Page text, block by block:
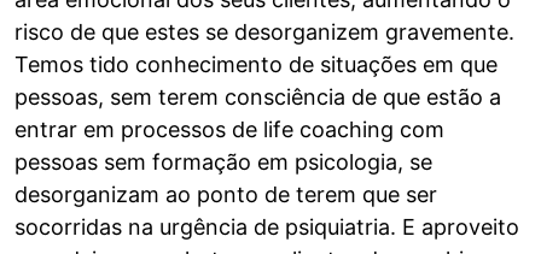
risco de que estes se desorganizem gravemente.
Temos tido conhecimento de situações em que
pessoas, sem terem consciência de que estão a
entrar em processos de life coaching com
pessoas sem formação em psicologia, se
desorganizam ao ponto de terem que ser
socorridas na urgência de psiquiatria. E aproveito